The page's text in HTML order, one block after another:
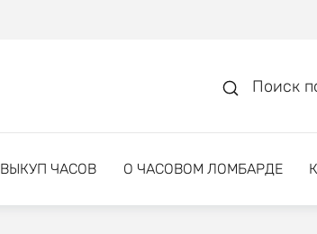
Поиск
ВЫКУП ЧАСОВ О ЧАСОВОМ ЛОМБАРДЕ